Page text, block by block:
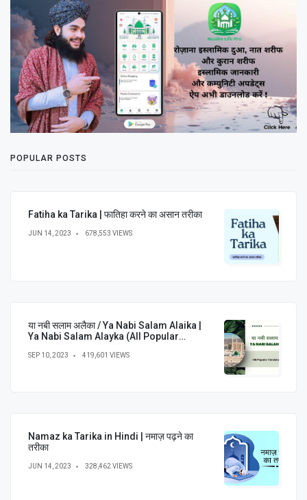
POPULAR POSTS
Fatiha ka Tarika | फातिहा करने का असान तरीका
JUN 14, 2023 678,553 VIEWS
या नबी सलाम अलैका / Ya Nabi Salam Alaika |
Ya Nabi Salam Alayka (All Popular
SEP 10, 2023 419,601 VIEWS
Namaz ka Tarika in Hindi | नमाज़ पढ़ने का
तरीका
JUN 14, 2023 328,462 VIEWS